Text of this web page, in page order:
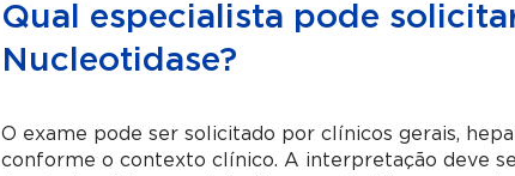
Qual especialista pode
Nucleotidase?
O exame pode ser solicitado por clínicos gerais,
conforme o contexto clínico. A interpretação deve